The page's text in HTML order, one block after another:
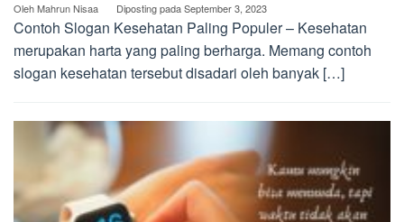
OlehMahrun Nisaa Diposting padaSeptember 3, 2023
Contoh Slogan Kesehatan Paling Populer – Kesehatan
merupakan harta yang paling berharga. Memang contoh
slogan kesehatan tersebut disadari oleh banyak […]